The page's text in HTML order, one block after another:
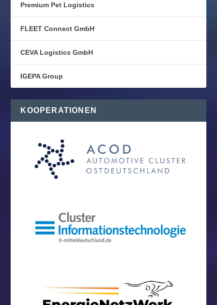
Premium Pet Logistics
FLEET Connect GmbH
CEVA Logistics GmbH
IGEPA Group
KOOPERATIONEN